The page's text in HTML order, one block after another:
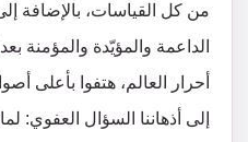
من كل القياسات، بالإضافة
الداعمة والمؤيّدة والمؤمنة
أحرار العالم، هتفوا بأعلى
إلى أذهاننا السؤال العفوي: